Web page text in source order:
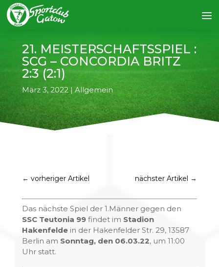
21. MEISTERSCHAFTSSPIEL :
SCG – CONCORDIA BRITZ
2:3 (2:1)
März 3, 2022|Allgemein
← vorheriger Artikel nächster Artikel →
Das nächste Spiel der 1.Männer gegen den
SSC Teutonia 99findet im Stadion
Hakenfeldein der Hakenfelder Str. 29, 13587
Berlin am Sonntag, den 06.03.22, um 11:00
Uhr statt.